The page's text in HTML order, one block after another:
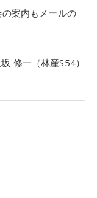
案内もメールの
修一（林産S54）